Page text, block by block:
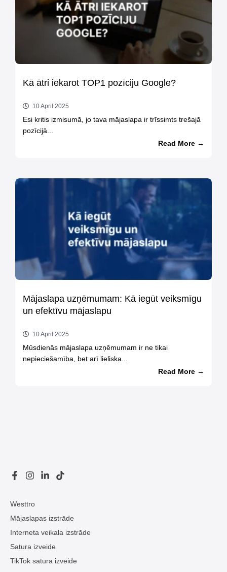
Kā ātri iekarot TOP1 pozīciju Google?
10 April 2025
Esi kritis izmisumā, jo tava mājaslapa ir trīssimts trešajā
pozīcijā...
Read More →
Mājaslapa uzņēmumam: Kā iegūt veiksmīgu
un efektīvu mājaslapu
10 April 2025
Mūsdienās mājaslapa uzņēmumam ir ne tikai
nepieciešamība, bet arī lieliska...
Read More →
Westtro
Mājaslapas izstrāde
Interneta veikala izstrāde
Satura izveide
TikTok satura izveide